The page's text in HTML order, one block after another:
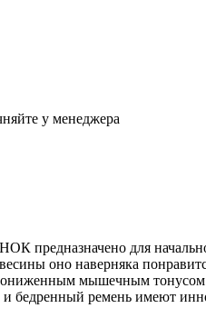
у менеджера
предназначено для
оно наверняка
мышечным
и бедренный ремень имеют